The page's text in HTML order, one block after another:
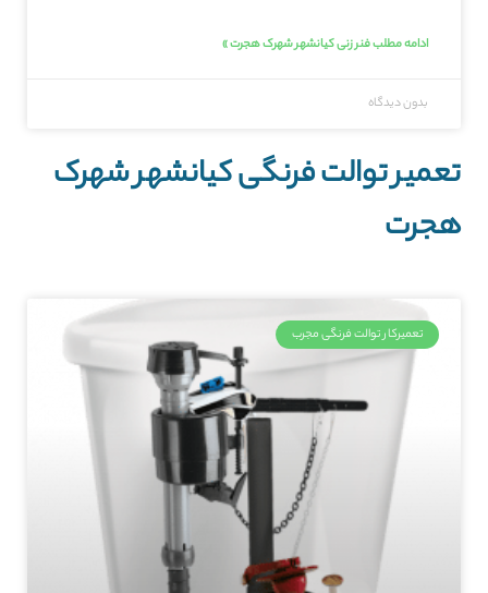
ادامه مطلب فنر زنی کیانشهر شهرک هجرت »
بدون دیدگاه
تعمیر توالت فرنگی کیانشهر شهرک
هجرت
تعمیرکار توالت فرنگی مجرب